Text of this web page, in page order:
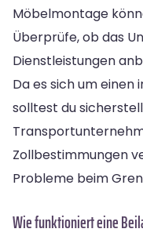
Möbelmontage
Überprüfe, ob das
Dienstleistungen
Da es sich um
solltest du
Zollbestimmungen
Probleme beim
Wie funktioniert eine